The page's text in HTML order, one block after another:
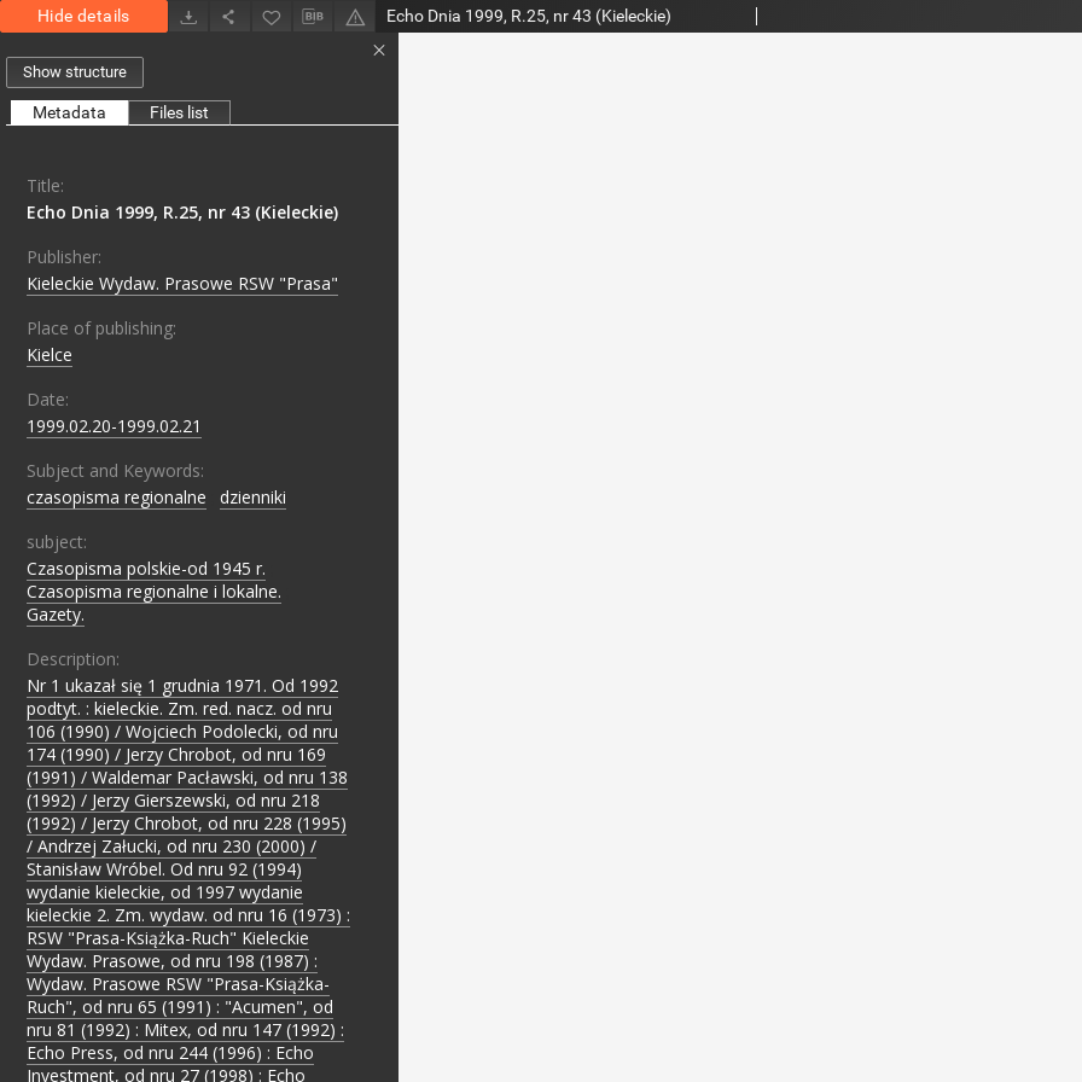
Hide details Echo Dnia 1999, R.25, nr 43 (Kieleckie)
Show structure
Metadata Files list
Title:
Echo Dnia 1999, R.25, nr 43 (Kieleckie)
Publisher:
Kieleckie Wydaw. Prasowe RSW "Prasa"
Place of publishing:
Kielce
Date:
1999.02.20-1999.02.21
Subject and Keywords:
czasopisma regionalne
dzienniki
subject:
Czasopisma polskie-od 1945 r.
Czasopisma regionalne i lokalne.
Gazety.
Description:
Nr 1 ukazał się 1 grudnia 1971. Od 1992
podtyt. : kieleckie. Zm. red. nacz. od nru
106 (1990) / Wojciech Podolecki, od nru
174 (1990) / Jerzy Chrobot, od nru 169
(1991) / Waldemar Pacławski, od nru 138
(1992) / Jerzy Gierszewski, od nru 218
(1992) / Jerzy Chrobot, od nru 228 (1995)
/ Andrzej Załucki, od nru 230 (2000) /
Stanisław Wróbel. Od nru 92 (1994)
wydanie kieleckie, od 1997 wydanie
kieleckie 2. Zm. wydaw. od nru 16 (1973) :
RSW "Prasa-Książka-Ruch" Kieleckie
Wydaw. Prasowe, od nru 198 (1987) :
Wydaw. Prasowe RSW "Prasa-Książka-
Ruch", od nru 65 (1991) : "Acumen", od
nru 81 (1992) : Mitex, od nru 147 (1992) :
Echo Press, od nru 244 (1996) : Echo
Investment, od nru 27 (1998) : Echo